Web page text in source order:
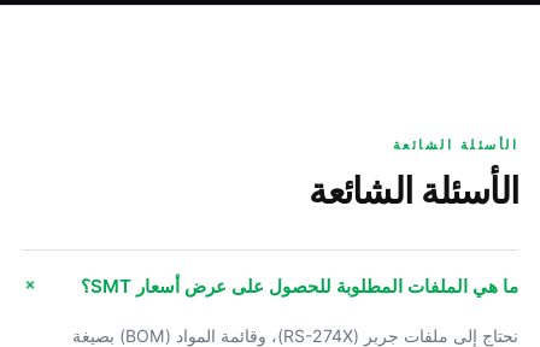
الأسئلة الشائعة
الأسئلة الشائعة
ما هي الملفات المطلوبة للحصول على عرض أسعار SMT؟
نحتاج إلى ملفات جربر (RS-274X)، وقائمة المواد (BOM) بصيغة